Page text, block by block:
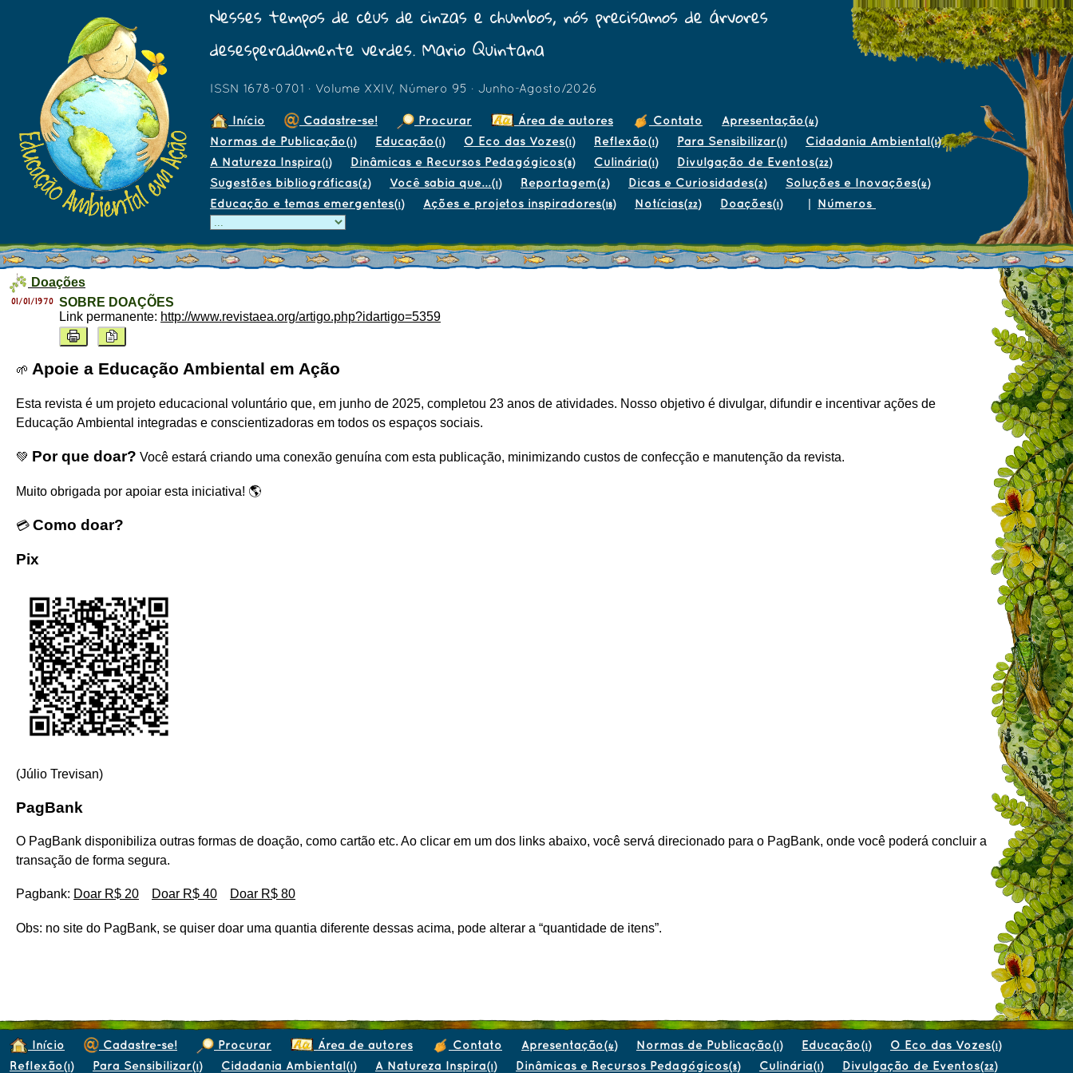
Nesses tempos de céus de cinzas e chumbos, nós precisamos de árvores
desesperadamente verdes. Mario Quintana
ISSN 1678-0701 · Volume XXIV, Número 95 · Junho-Agosto/2026
Início Cadastre-se! Procurar Área de autores Contato Apresentação(4)
Normas de Publicação(1) Educação(1) O Eco das Vozes(1) Reflexão(1) Para Sensibilizar(1) Cidadania Ambiental(1)
A Natureza Inspira(1) Dinâmicas e Recursos Pedagógicos(8) Culinária(1) Divulgação de Eventos(22)
Sugestões bibliográficas(2) Você sabia que...(1) Reportagem(2) Dicas e Curiosidades(2) Soluções e Inovações(4)
Educação e temas emergentes(1) Ações e projetos inspiradores(18) Notícias(22) Doações(1) | Números
Doações
01/01/1970 SOBRE DOAÇÕES
Link permanente: http://www.revistaea.org/artigo.php?idartigo=5359
🌱 Apoie a Educação Ambiental em Ação
Esta revista é um projeto educacional voluntário que, em junho de 2025, completou 23 anos de atividades. Nosso objetivo é divulgar, difundir e incentivar ações de
Educação Ambiental integradas e conscientizadoras em todos os espaços sociais.
💚 Por que doar? Você estará criando uma conexão genuína com esta publicação, minimizando custos de confecção e manutenção da revista.
Muito obrigada por apoiar esta iniciativa! 🌎
💳 Como doar?
Pix
(Júlio Trevisan)
PagBank
O PagBank disponibiliza outras formas de doação, como cartão etc. Ao clicar em um dos links abaixo, você servá direcionado para o PagBank, onde você poderá concluir a
transação de forma segura.
Pagbank: Doar R$ 20 Doar R$ 40 Doar R$ 80
Obs: no site do PagBank, se quiser doar uma quantia diferente dessas acima, pode alterar a “quantidade de itens”.
Início Cadastre-se! Procurar Área de autores Contato Apresentação(4) Normas de Publicação(1) Educação(1) O Eco das Vozes(1)
Reflexão(1) Para Sensibilizar(1) Cidadania Ambiental(1) A Natureza Inspira(1) Dinâmicas e Recursos Pedagógicos(8) Culinária(1) Divulgação de Eventos(22)